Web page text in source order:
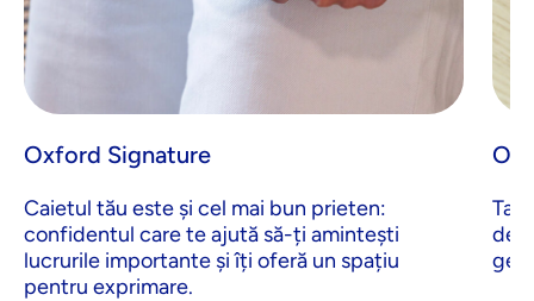
Oxford Signature
Caietul tău este și cel mai bun prieten:
confidentul care te ajută să-ți amintești
lucrurile importante și îți oferă un spațiu
pentru exprimare.
de